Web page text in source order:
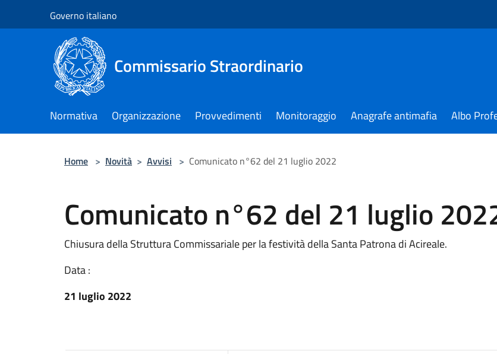
Governo italiano
Commissario Straordinario
Normativa Organizzazione Provvedimenti Monitoraggio Anagrafe antimafia Albo
Home > Novità > Avvisi > Comunicato n°62 del 21 luglio 2022
Comunicato n°62 del 21 luglio
Chiusura della Struttura Commissariale per la festività della Santa Patrona di Acireale.
Data :
21 luglio 2022